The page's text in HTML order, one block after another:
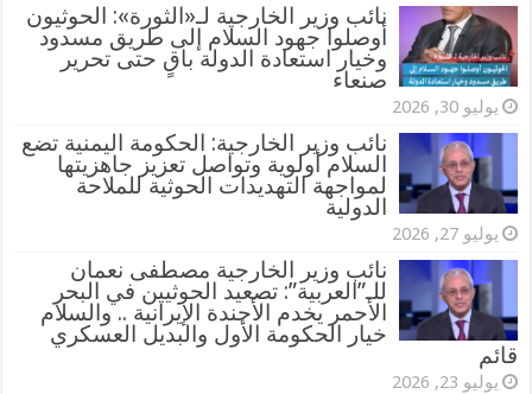
‏نائب وزير الخارجية لـ«الثورة»: الحوثيون
أوصلوا جهود السلام إلى طريق مسدود
وخيار استعادة الدولة باقٍ حتى تحرير
صنعاء
يوليو 30, 2026
نائب وزير الخارجية: الحكومة اليمنية تضع
السلام أولوية وتواصل تعزيز جاهزيتها
لمواجهة التهديدات الحوثية للملاحة
الدولية
يوليو 27, 2026
نائب وزير الخارجية مصطفى نعمان
للـ”العربية”: تصعيد الحوثيين في البحر
الأحمر يخدم الأجندة الإيرانية .. والسلام
خيار الحكومة الأول والبديل العسكري
قائم
يوليو 23, 2026